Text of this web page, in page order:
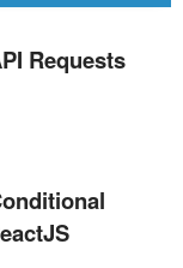
Requests